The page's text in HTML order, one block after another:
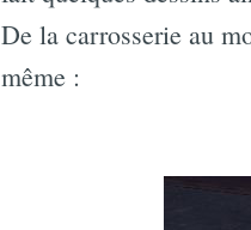
De la carrosserie au
même :